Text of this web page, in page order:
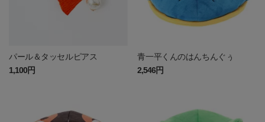
パール＆タッセルピアス
1,100円
青一平くんのはんちんぐぅ
2,546円